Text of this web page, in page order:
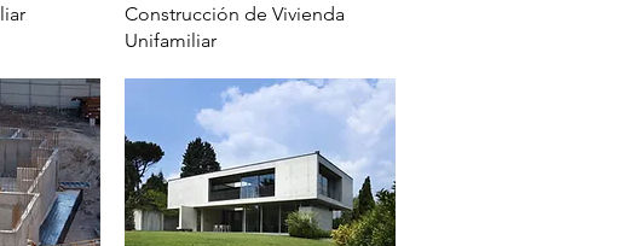
Construcción de Vivienda
Unifamiliar